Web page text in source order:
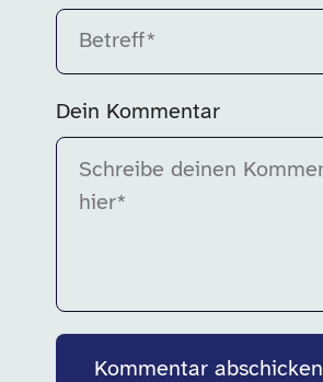
Dein Kommentar
Kommentar abschicken